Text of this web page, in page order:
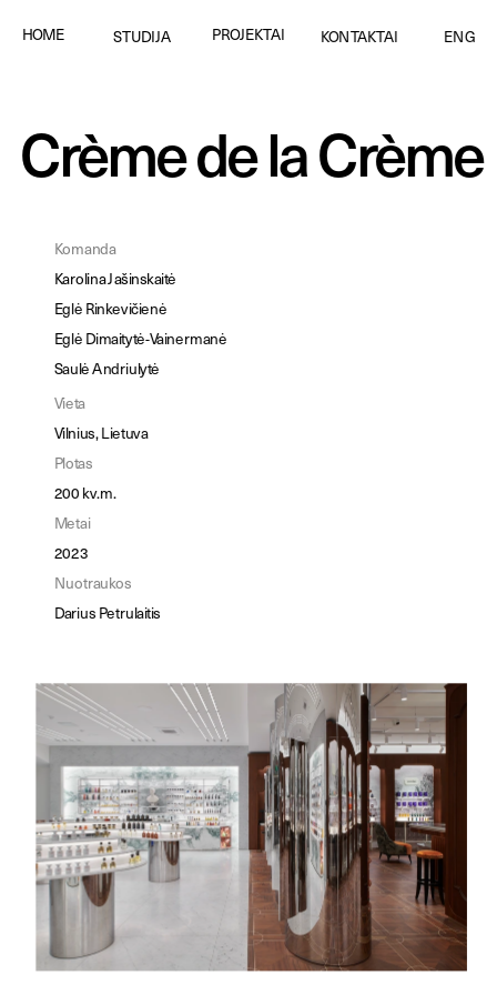
PROJEKTAI
HOME STUDIJA ENG
KONTAKTAI
Crème de la Crème
Komanda
Karolina Jašinskaitė
Eglė Rinkevičienė
Eglė Dimaitytė-Vainermanė
Saulė Andriulytė
Vieta
Vilnius, Lietuva
Plotas
200 kv.m.
Metai
2023
Nuotraukos
Darius Petrulaitis